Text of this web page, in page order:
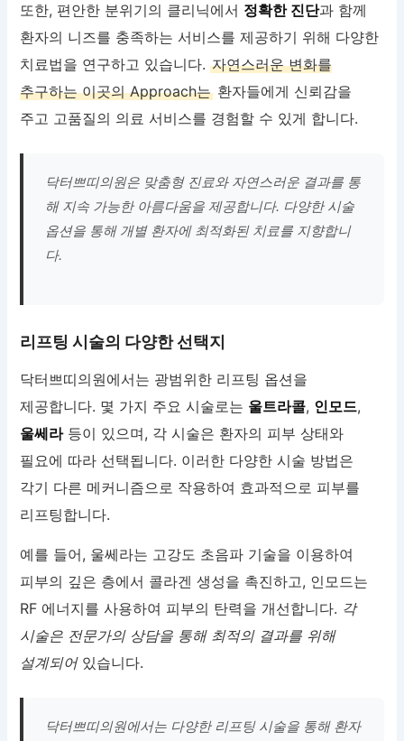
또한, 편안한 분위기의 클리닉에서 정확한 진단과 함께
환자의 니즈를 충족하는 서비스를 제공하기 위해 다양한
치료법을 연구하고 있습니다.자연스러운 변화를
추구하는 이곳의 Approach는 환자들에게 신뢰감을
주고 고품질의 의료 서비스를 경험할 수 있게 합니다.
닥터쁘띠의원은 맞춤형 진료와 자연스러운 결과를 통
해 지속 가능한 아름다움을 제공합니다. 다양한 시술
옵션을 통해 개별 환자에 최적화된 치료를 지향합니
다.
리프팅 시술의 다양한 선택지
닥터쁘띠의원에서는 광범위한 리프팅 옵션을
제공합니다. 몇 가지 주요 시술로는 울트라콜, 인모드,
울쎄라등이 있으며, 각 시술은 환자의 피부 상태와
필요에 따라 선택됩니다. 이러한 다양한 시술 방법은
각기 다른 메커니즘으로 작용하여 효과적으로 피부를
리프팅합니다.
예를 들어, 울쎄라는 고강도 초음파 기술을 이용하여
피부의 깊은 층에서 콜라겐 생성을 촉진하고, 인모드는
RF 에너지를 사용하여 피부의 탄력을 개선합니다. 각
시술은 전문가의 상담을 통해 최적의 결과를 위해
설계되어있습니다.
닥터쁘띠의원에서는 다양한 리프팅 시술을 통해 환자